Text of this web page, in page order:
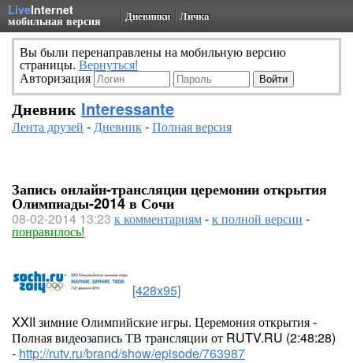
LiveInternet
мобильная версия Дневники Личка
Вы были перенаправлены на мобильную версию
страницы. Вернуться!
Авторизация
Дневник Interessante
Лента друзей -Дневник-Полная версия
Запись онлайн-трансляции церемонии открытия
Олимпиады-2014 в Сочи
08-02-2014 13:23 к комментариям-к полной версии -
понравилось!
[428x95]
XXII зимние Олимпийские игры. Церемония открытия -
Полная видеозапись ТВ трансляции от RUTV.RU (2:48:28)
- http://rutv.ru/brand/show/episode/763987